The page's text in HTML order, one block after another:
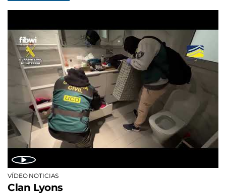
VÍDEO NOTICIAS
Clan Lyons